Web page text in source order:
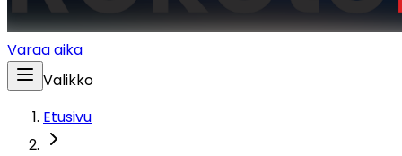
Varaa aika
Valikko
Etusivu